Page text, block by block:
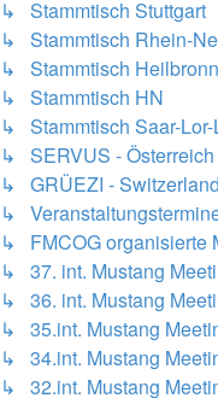
↳ Stammtisch Stuttgart
↳ Stammtisch Rhein-
↳ Stammtisch Heilbronn
↳ Stammtisch HN
↳ Stammtisch Saar-Lor-
↳ SERVUS - Österreich
↳ GRÜEZI -
↳
↳ FMCOG organisierte
↳ 37. int. Mustang
↳ 36. int. Mustang
↳ 35.int. Mustang
↳ 34.int. Mustang
↳ 32.int. Mustang